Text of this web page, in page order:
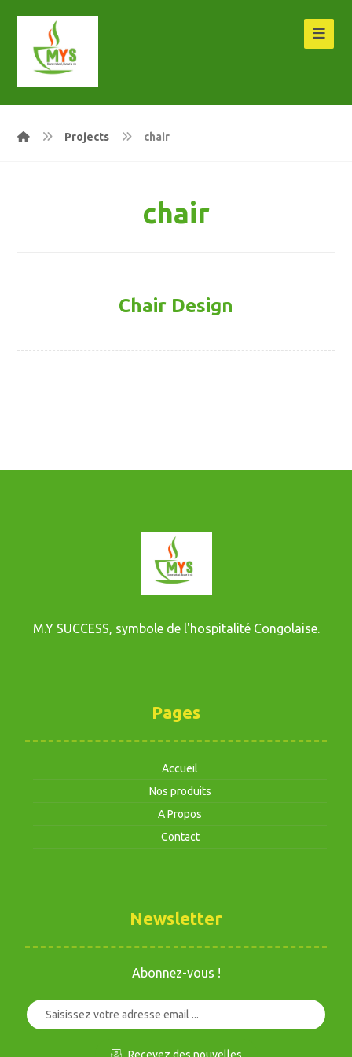
Projects chair
chair
Chair Design
M.Y SUCCESS, symbole de l'hospitalité Congolaise.
Pages
Accueil
Nos produits
A Propos
Contact
Newsletter
Abonnez-vous !